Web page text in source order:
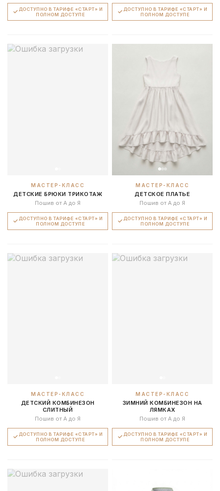
ДОСТУПНО В ТАРИФЕ «СТАРТ» И
ПОЛНОМ ДОСТУПЕ
ДОСТУПНО В ТАРИФЕ «СТАРТ» И
ПОЛНОМ ДОСТУПЕ
МАСТЕР-КЛАСС
ДЕТСКИЕ БРЮКИ ТРИКОТАЖ
Пошив от А до Я
ДОСТУПНО В ТАРИФЕ «СТАРТ» И
ПОЛНОМ ДОСТУПЕ
МАСТЕР-КЛАСС
ДЕТСКОЕ ПЛАТЬЕ
Пошив от А до Я
ДОСТУПНО В ТАРИФЕ «СТАРТ» И
ПОЛНОМ ДОСТУПЕ
МАСТЕР-КЛАСС
ДЕТСКИЙ КОМБИНЕЗОН
СЛИТНЫЙ
Пошив от А до Я
ДОСТУПНО В ТАРИФЕ «СТАРТ» И
ПОЛНОМ ДОСТУПЕ
МАСТЕР-КЛАСС
ЗИМНИЙ КОМБИНЕЗОН НА
ЛЯМКАХ
Пошив от А до Я
ДОСТУПНО В ТАРИФЕ «СТАРТ» И
ПОЛНОМ ДОСТУПЕ